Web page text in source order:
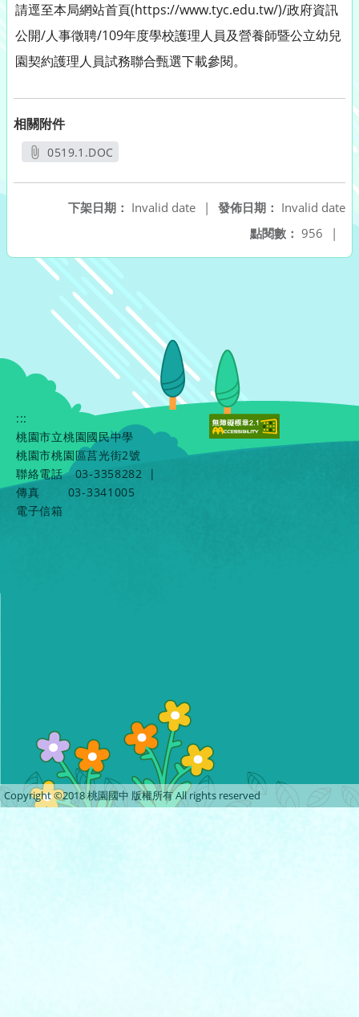
請逕至本局網站首頁(https://www.tyc.edu.tw/)/政府資訊
公開/人事徵聘/109年度學校護理人員及營養師暨公立幼兒
園契約護理人員試務聯合甄選下載參閱。
相關附件
0519.1.DOC
發佈日期： Invalid date
下架日期： Invalid date
|
點閱數： 956 |
:::
桃園市立桃園國民中學
桃園市桃園區莒光街2號
聯絡電話
03-3358282
|
傳真
03-3341005
電子信箱
Copyright ©2018 桃園國中 版權所有 All rights reserved